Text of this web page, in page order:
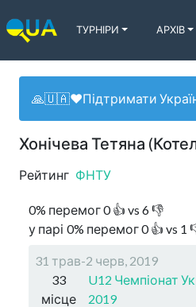
ТУРНІРИ АРХІВ
🙏🇺🇦❤️Підтримати
Хонічева Тетяна
Рейтинг ФНТУ
0% перемог0👍 vs 6👎
у парі 0% перемог0👍 vs 1
31 трав-2 черв, 2019
33
місце
U12 Чемпіонат
2019